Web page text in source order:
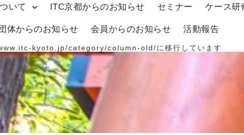
いて ITC京都からのお知らせ セミナー ケース研
体からのお知らせ 会員からのお知らせ 活動報告
kyoto.jp/category/column-old/に移行しています